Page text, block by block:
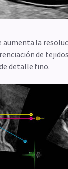
aumenta la
de
detalle fino.